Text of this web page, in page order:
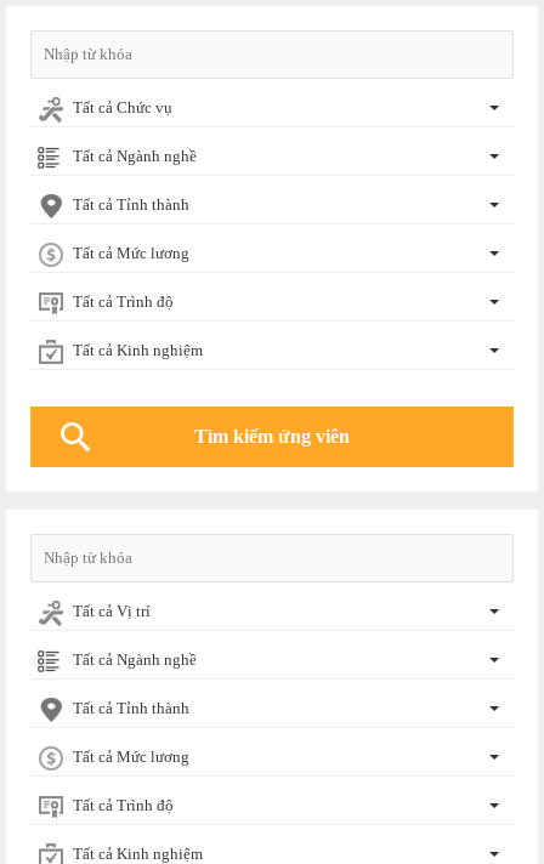
Tất cả Chức vụ
Tất cả Ngành nghề
Tất cả Tỉnh thành
Tất cả Mức lương
Tất cả Trình độ
Tất cả Kinh nghiệm
Tất cả Vị trí
Tất cả Ngành nghề
Tất cả Tỉnh thành
Tất cả Mức lương
Tất cả Trình độ
Tất cả Kinh nghiệm